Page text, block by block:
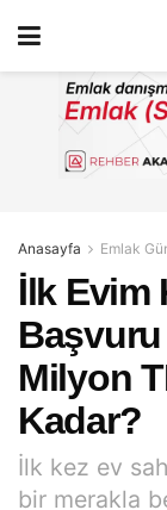
Anasayfa Emlak
İlk Evim
Başvuru
Milyon
Kadar?
İlk kez ev
bir merakla